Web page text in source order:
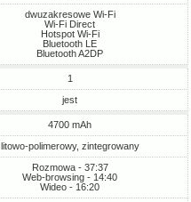
dwuzakresowe Wi-Fi
Wi-Fi Direct
Hotspot Wi-Fi
Bluetooth LE
Bluetooth A2DP
1
jest
4700 mAh
litowo-polimerowy, zintegrowany
Rozmowa - 37:37
Web-browsing - 14:40
Wideo - 16:20